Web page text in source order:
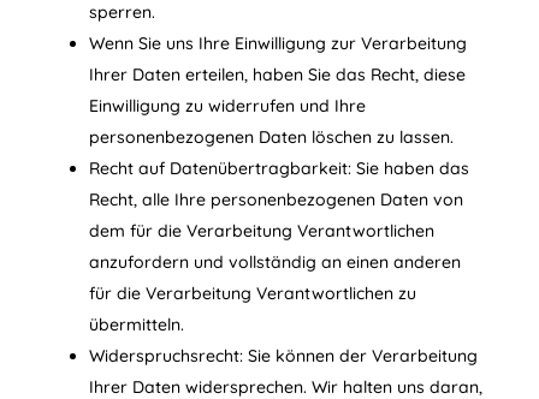
sperren.
Wenn Sie uns Ihre Einwilligung zur Verarbeitung
Ihrer Daten erteilen, haben Sie das Recht, diese
Einwilligung zu widerrufen und Ihre
personenbezogenen Daten löschen zu lassen.
Recht auf Datenübertragbarkeit: Sie haben das
Recht, alle Ihre personenbezogenen Daten von
dem für die Verarbeitung Verantwortlichen
anzufordern und vollständig an einen anderen
für die Verarbeitung Verantwortlichen zu
übermitteln.
Widerspruchsrecht: Sie können der Verarbeitung
Ihrer Daten widersprechen. Wir halten uns daran,